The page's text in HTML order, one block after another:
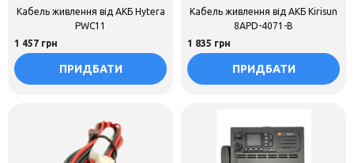
Кабель живлення від АКБ Hytera
PWC11
1 457 грн
ПРИДБАТИ
Кабель живлення від АКБ Kirisun
8APD-4071-B
1 835 грн
ПРИДБАТИ